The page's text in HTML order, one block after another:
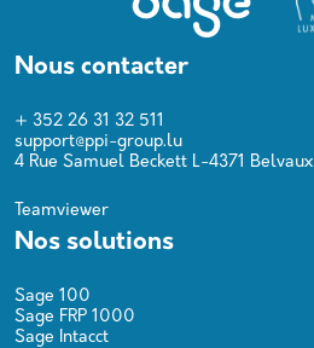
Nous contacter
+ 352 26 31 32 511
support@ppi-group.lu
4 Rue Samuel Beckett L-4371 Belvaux
Teamviewer
Nos solutions
Sage 100
Sage FRP 1000
Sage Intacct